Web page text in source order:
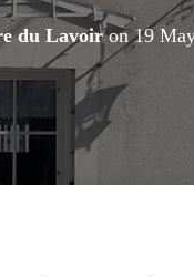
du Lavoiron19